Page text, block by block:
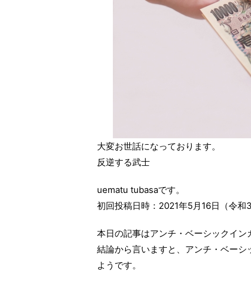
大変お世話になっております。
反逆する武士
uematu tubasaです。
初回投稿日時：2021年5月16日（令和3
本日の記事はアンチ・ベーシックイン
結論から言いますと、アンチ・ベー
ようです。